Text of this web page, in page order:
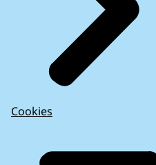
Cookies